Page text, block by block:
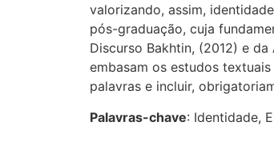
valorizando, assim,
pós-graduação, cuja
Discurso Bakhtin, (2012) e
embasam os estudos
palavras e incluir,
Palavras-chave: Identidade,